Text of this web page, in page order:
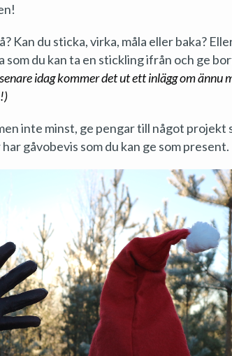
Kan du sticka, virka, måla eller baka?
som du kan ta en stickling ifrån och ge
idag kommer det ut ett inlägg om ännu
inte minst, ge pengar till något projekt
gåvobevis som du kan ge som present.